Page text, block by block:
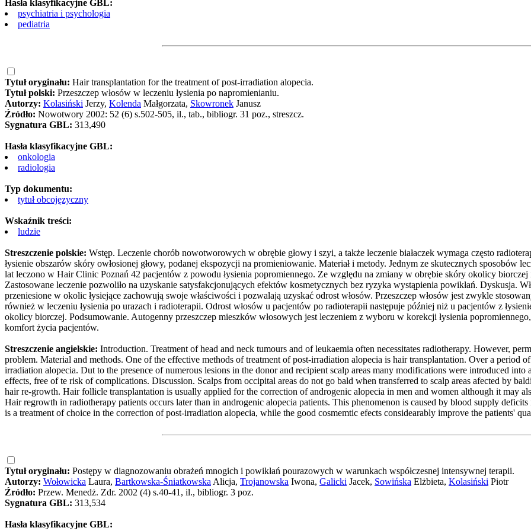
Hasła klasyfikacyjne GBL:
psychiatria i psychologia
pediatria
Tytuł oryginału: Hair transplantation for the treatment of post-irradiation alopecia.
Tytuł polski: Przeszczep włosów w leczeniu łysienia po napromienianiu.
Autorzy: Kolasiński Jerzy, Kolenda Małgorzata, Skowronek Janusz
Źródło: Nowotwory 2002: 52 (6) s.502-505, il., tab., bibliogr. 31 poz., streszcz.
Sygnatura GBL: 313,490
Hasła klasyfikacyjne GBL:
onkologia
radiologia
Typ dokumentu:
tytuł obcojęzyczny
Wskaźnik treści:
ludzie
Streszczenie polskie: Wstęp. Leczenie chorób nowotworowych w obrębie głowy i szyi, a także leczenie białaczek wymaga często
łysienie obszarów skóry owłosionej głowy, podanej ekspozycji na promieniowanie. Materiał i metody. Jednym ze skutecznych sposobów
lat leczono w Hair Clinic Poznań 42 pacjentów z powodu łysienia popromiennego. Ze względu na zmiany w obrębie skóry okolicy
Zastosowane leczenie pozwoliło na uzyskanie satysfakcjonujących efektów kosmetycznych bez ryzyka wystąpienia powikłań. Dyskusja.
przeniesione w okolic łysiejące zachowują swoje właściwości i pozwalają uzyskać odrost włosów. Przeszczep włosów jest zwykle
również w leczeniu łysienia po urazach i radioterapii. Odrost włosów u pacjentów po radioterapii następuje później niż u pacjentów z
okolicy biorczej. Podsumowanie. Autogenny przeszczep mieszków włosowych jest leczeniem z wyboru w korekcji łysienia
komfort życia pacjentów.
Streszczenie angielskie: Introduction. Treatment of head and neck tumours and of leukaemia often necessitates radiotherapy. However,
problem. Material and methods. One of the effective methods of treatment of post-irradiation alopecia is hair transplantation. Over a period
irradiation alopecia. Dut to the presence of numerous lesions in the donor and recipient scalp areas many modifications were introduced into
effects, free of te risk of complications. Discussion. Scalps from occipital areas do not go bald when transferred to scalp areas afected by
hair re-growth. Hair follicle transplantation is usually applied for the correction of androgenic alopecia in men and women although it may
Hair regrowth in radiotherapy patients occurs later than in androgenic alopecia patients. This phenomenon is caused by blood supply
is a treatment of choice in the correction of post-irradiation alopecia, while the good cosmemtic efects considearably improve the patients'
Tytuł oryginału: Postępy w diagnozowaniu obrażeń mnogich i powikłań pourazowych w warunkach współczesnej intensywnej terapii.
Autorzy: Wołowicka Laura, Bartkowska-Śniatkowska Alicja, Trojanowska Iwona, Galicki Jacek, Sowińska Elżbieta, Kolasiński Piotr
Źródło: Przew. Menedż. Zdr. 2002 (4) s.40-41, il., bibliogr. 3 poz.
Sygnatura GBL: 313,534
Hasła klasyfikacyjne GBL: